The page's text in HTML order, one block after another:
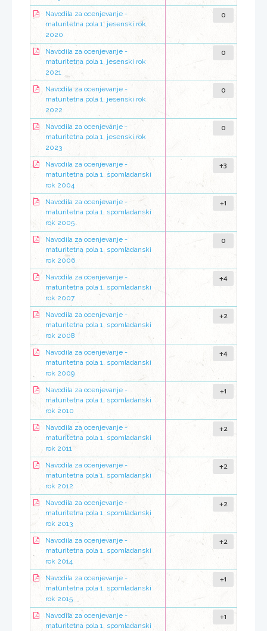
Navodila za ocenjevanje -
maturitetna pola 1, jesenski rok
2020
0
Navodila za ocenjevanje -
maturitetna pola 1, jesenski rok
2021
0
Navodila za ocenjevanje -
maturitetna pola 1, jesenski rok
2022
0
Navodila za ocenjevanje -
maturitetna pola 1, jesenski rok
2023
0
Navodila za ocenjevanje -
maturitetna pola 1, spomladanski
rok 2004
+3
Navodila za ocenjevanje -
maturitetna pola 1, spomladanski
rok 2005
+1
Navodila za ocenjevanje -
maturitetna pola 1, spomladanski
rok 2006
0
Navodila za ocenjevanje -
maturitetna pola 1, spomladanski
rok 2007
+4
Navodila za ocenjevanje -
maturitetna pola 1, spomladanski
rok 2008
+2
Navodila za ocenjevanje -
maturitetna pola 1, spomladanski
rok 2009
+4
Navodila za ocenjevanje -
maturitetna pola 1, spomladanski
rok 2010
+1
Navodila za ocenjevanje -
maturitetna pola 1, spomladanski
rok 2011
+2
Navodila za ocenjevanje -
maturitetna pola 1, spomladanski
rok 2012
+2
Navodila za ocenjevanje -
maturitetna pola 1, spomladanski
rok 2013
+2
Navodila za ocenjevanje -
maturitetna pola 1, spomladanski
rok 2014
+2
Navodila za ocenjevanje -
maturitetna pola 1, spomladanski
rok 2015
+1
Navodila za ocenjevanje -
maturitetna pola 1, spomladanski
+1